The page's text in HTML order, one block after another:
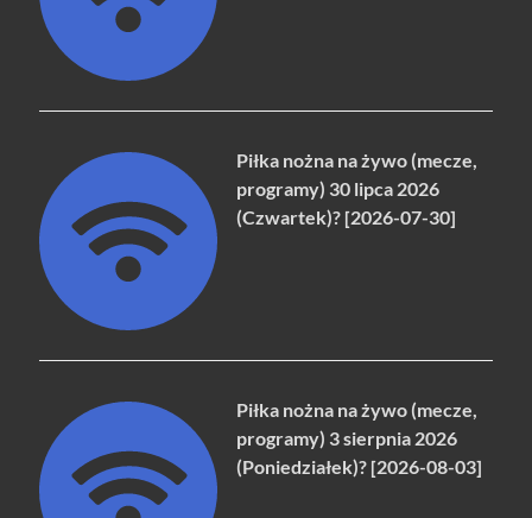
Piłka nożna na żywo (mecze,
programy) 30 lipca 2026
(Czwartek)? [2026-07-30]
Piłka nożna na żywo (mecze,
programy) 3 sierpnia 2026
(Poniedziałek)? [2026-08-03]